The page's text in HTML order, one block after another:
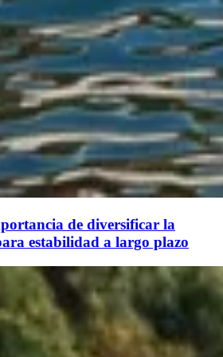
de diversificar la
estabilidad a largo plazo